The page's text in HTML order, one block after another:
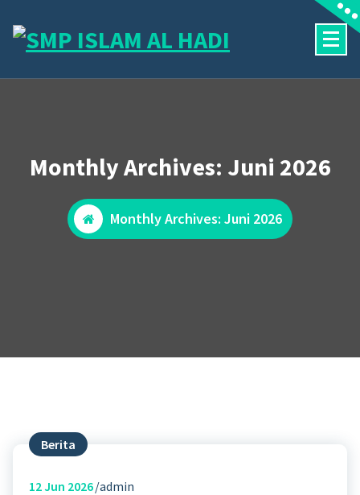
content
Monthly Archives: Juni 2026
Monthly Archives: Juni 2026
Berita
12Jun 2026 admin